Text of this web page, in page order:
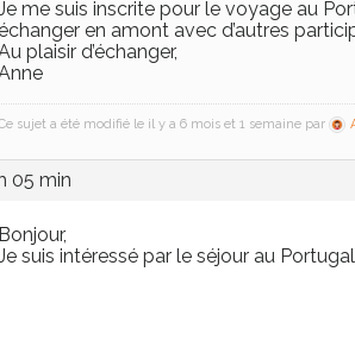
me suis inscrite pour le voyage au
en amont avec d’autres
plaisir d’échanger,
sujet a été modifié le il y a 6 mois et 1 semaine par
05 min
Bonjour,
suis intéressé par le séjour au